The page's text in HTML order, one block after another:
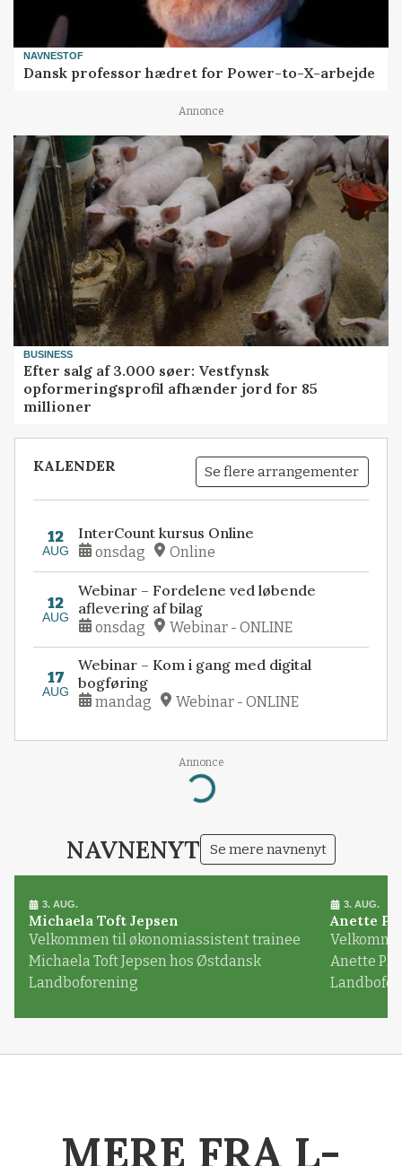
Dansk professor hædret for Power-to-X-arbejde
Annonce
BUSINESS
Efter salg af 3.000 søer: Vestfynsk
millioner
KALENDER Se flere arrangementer
12 InterCount kursus Online
onsdag Online
AUG
Webinar – Fordelene ved løbende
aflevering af bilag
onsdag Webinar - ONLINE
Webinar – Kom i gang med digital
mandag Webinar - ONLINE
Annonce
Loading...
NAVNENYT
3. AUG.
Michaela Toft Jepsen
Velkommen til økonomiassistent trainee
Michaela Toft Jepsen hos Østdansk
Landboforening
3. AUG.
Anette